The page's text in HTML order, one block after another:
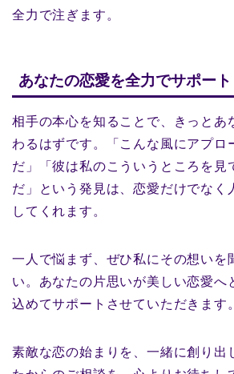
全力で注ぎます。
あなたの恋愛を全力でサポー
相手の本心を知ることで、きっとあ
わるはずです。「こんな風にアプロ
だ」「彼は私のこういうところを見
だ」という発見は、恋愛だけでなく
してくれます。
一人で悩まず、ぜひ私にその想いを
い。あなたの片思いが美しい恋愛へ
込めてサポートさせていただきます。
素敵な恋の始まりを、一緒に創り出